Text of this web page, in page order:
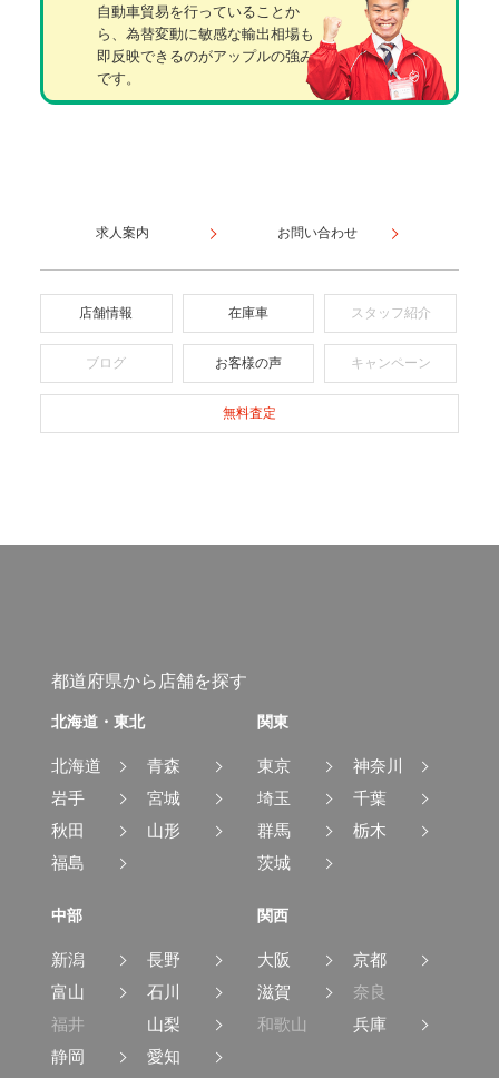
自動車貿易を行っていることか
ら、為替変動に敏感な輸出相場も
即反映できるのがアップルの強み
です。
求人案内 お問い合わせ
店舗情報 在庫車 スタッフ紹介
ブログ お客様の声 キャンペーン
無料査定
都道府県から店舗を探す
北海道・東北
北海道
青森
岩手
宮城
秋田
山形
福島
関東
東京
神奈川
埼玉
千葉
群馬
栃木
茨城
中部
新潟
長野
富山
石川
福井
山梨
静岡
愛知
関西
大阪
京都
滋賀
奈良
和歌山
兵庫